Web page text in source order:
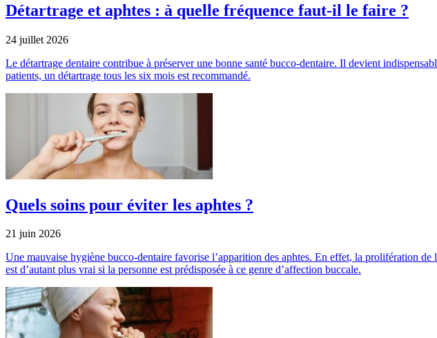
Détartrage et aphtes : à quelle fréquence faut-il le faire ?
24 juillet 2026
Le détartrage dentaire contribue à préserver une bonne santé bucco-dentaire. Il devient
patients, un détartrage tous les six mois est recommandé.
Quels soins pour éviter les aphtes ?
21 juin 2026
Une mauvaise hygiène bucco-dentaire favorise l’apparition des aphtes. En effet, la prolifération
est d’autant plus vrai si la personne est prédisposée à ce genre d’affection buccale.